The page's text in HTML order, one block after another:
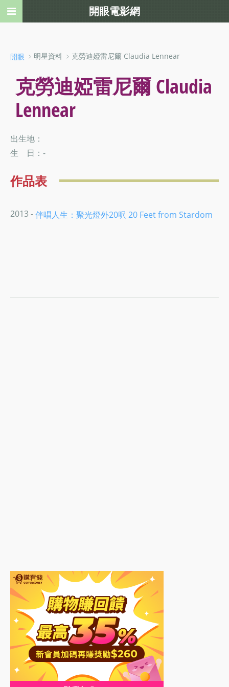
開眼 ﹥明星資料 ﹥克勞迪婭雷尼爾 Claudia Lennear
克勞迪婭雷尼爾 Claudia
Lennear
出生地：
生 日：-
作品表
2013 -伴唱人生：聚光燈外20呎 20 Feet from Stardom
開眼電影網